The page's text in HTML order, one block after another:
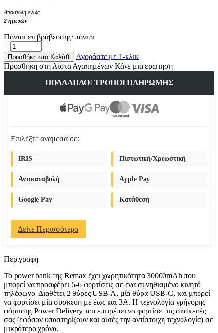
Αποστολή εντός
2 ημερών
Πόντοι επιβράβευσης: πόντοι
+
−
Προσθήκη στο Καλάθι
Αγοράστε με 1-κλικ
Προσθήκη στη Λίστα Αγαπημένων Κάνε μια ερώτηση
ΠΟΛΛΑΠΛΟΊ ΤΡΌΠΟΙ ΠΛΗΡΩΜΉΣ
Επιλέξτε ανάμεσα σε:
IRIS Πιστωτική/Χρεωστική
Αντικαταβολή Apple Pay
Google Pay Κατάθεση
Δείτε Περισσότερα
Περιγραφη
Το power bank της Remax έχει χωρητικότητα 30000mAh που
μπορεί να προσφέρει 5-6 φορτίσεις σε ένα συνηθισμένο κινητό
τηλέφωνο. Διαθέτει 2 θύρες USB-A, μία θύρα USB-C, και μπορεί
να φορτίσει μία συσκευή με έως και 3Α. Η τεχνολογία γρήγορης
φόρτισης Power Delivery του επιτρέπει να φορτίσει τις συσκευές
σας (εφόσον υποστηρίζουν και αυτές την αντίστοιχη τεχνολογία) σε
μικρότερο χρόνο.